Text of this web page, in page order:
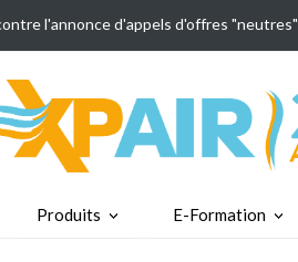
l'annonce d'appels d'offres "neutres"
Produits E-Formation